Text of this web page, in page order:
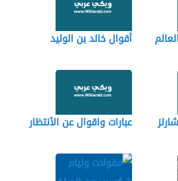
أقوال خالد بن الوليد
عبارات واقوال عن الأنتظار